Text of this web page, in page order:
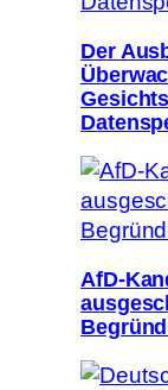
Der
AfD-